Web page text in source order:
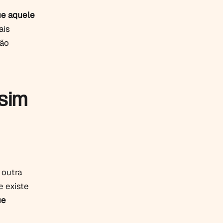
aquele
existe